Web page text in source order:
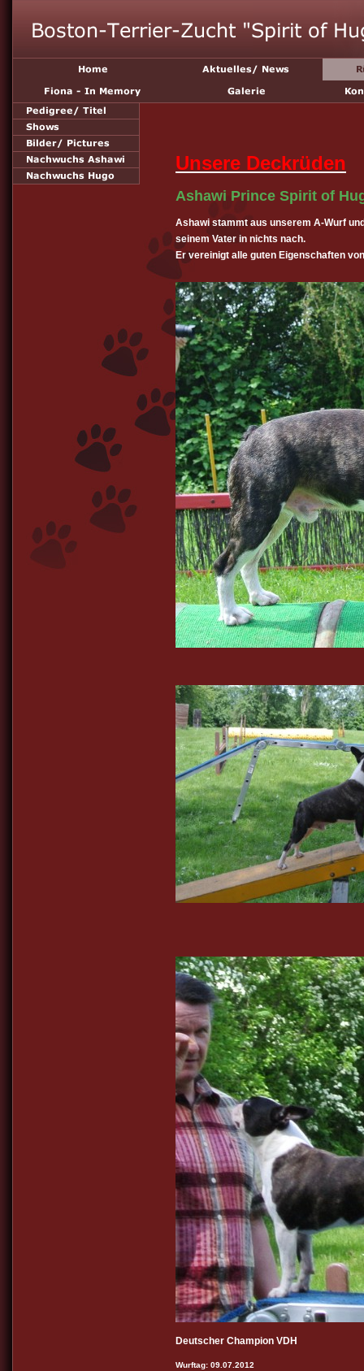
Unsere Deckrüden
Ashawi Prince Spirit of
Ashawi stammt aus unserem A-Wurf
seinem Vater in nichts nach.
Er vereinigt alle guten Eigenschaften
Deutscher Champion VDH
Wurftag: 09.07.2012